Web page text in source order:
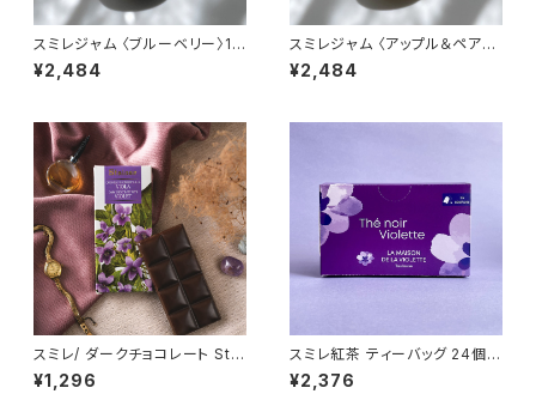
スミレジャム 〈ブルーベリー〉10
0g La Maison de la Violett
e バイオレットジャム Francis
¥2,484
スミレジャム 〈アップル＆ペア
ー〉100g La Maison de la Vi
olette バイオレットジャム Fran
¥2,484
スミレ/ ダークチョコレート Stai
ner (スタイナー) カカオ70% チ
ョコタブレット バイオレット Dar
¥1,296
スミレ紅茶 ティーバッグ 24個入
り ブラックティー La Maison d
e la Violette フランス/トゥー
¥2,376